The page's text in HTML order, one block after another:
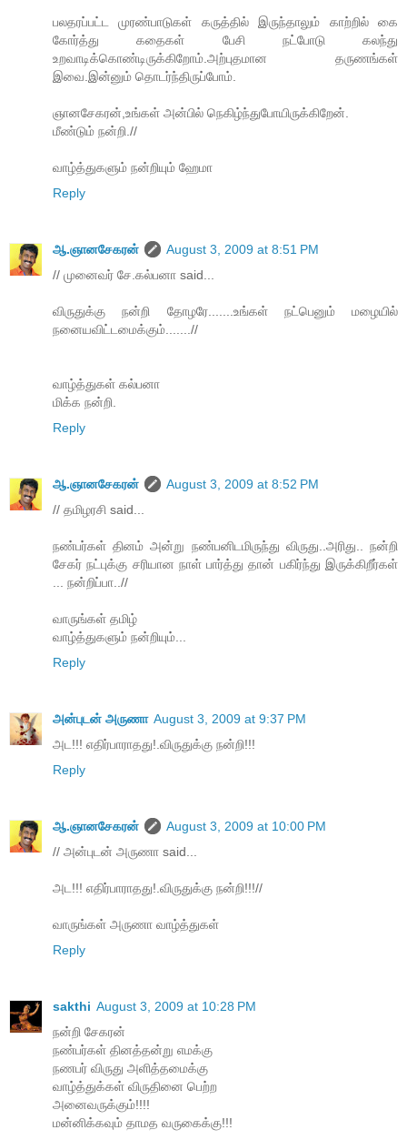
பலதரப்பட்ட முரண்பாடுகள் கருத்தில் இருந்தாலும் காற்றில் கை
கோர்த்து கதைகள் பேசி நட்போடு கலந்து
உறவாடிக்கொண்டிருக்கிறோம்.அற்புதமான தருணங்கள்
இவை.இன்னும் தொடர்ந்திருப்போம்.
ஞானசேகரன்,உங்கள் அன்பில் நெகிழ்ந்துபோயிருக்கிறேன்.
மீண்டும் நன்றி.//
வாழ்த்துகளும் நன்றியும் ஹேமா
Reply
ஆ.ஞானசேகரன்
August 3, 2009 at 8:51 PM
// முனைவர் சே.கல்பனா said...
விருதுக்கு நன்றி தோழரே.......உங்கள் நட்பெனும் மழையில்
நனையவிட்டமைக்கும்.......//
வாழ்த்துகள் கல்பனா
மிக்க நன்றி.
Reply
ஆ.ஞானசேகரன்
August 3, 2009 at 8:52 PM
// தமிழரசி said...
நண்பர்கள் தினம் அன்று நண்பனிடமிருந்து விருது..அரிது.. நன்றி
சேகர் நட்புக்கு சரியான நாள் பார்த்து தான் பகிர்ந்து இருக்கிறீர்கள்
... நன்றிப்பா..//
வாருங்கள் தமிழ்
வாழ்த்துகளும் நன்றியும்...
Reply
அன்புடன் அருணா August 3, 2009 at 9:37 PM
அட!!! எதிர்பாராதது!.விருதுக்கு நன்றி!!!
Reply
ஆ.ஞானசேகரன்
August 3, 2009 at 10:00 PM
// அன்புடன் அருணா said...
அட!!! எதிர்பாராதது!.விருதுக்கு நன்றி!!!//
வாருங்கள் அருணா வாழ்த்துகள்
Reply
sakthi August 3, 2009 at 10:28 PM
நன்றி சேகரன்
நண்பர்கள் தினத்தன்று எமக்கு
நணபர் விருது அளித்தமைக்கு
வாழ்த்துக்கள் விருதினை பெற்ற
அனைவருக்கும்!!!!
மன்னிக்கவும் தாமத வருகைக்கு!!!